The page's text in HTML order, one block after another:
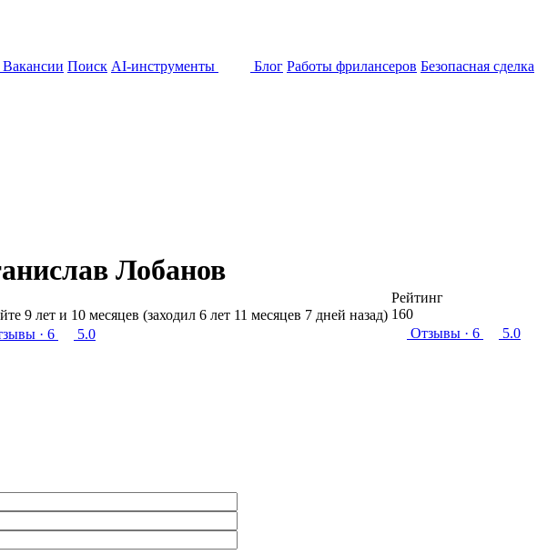
Вакансии Поиск AI-инструменты Блог Работы фрилансеров Безопасная сделка
Лобанов
9 лет и 10 месяцев (заходил 6 лет 11 месяцев 7 дней назад)
· 6 5.0
Рейтинг
160
Отзывы · 6 5.0